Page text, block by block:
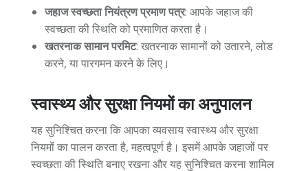
जहाज स्वच्छता नियंत्रण प्रमाण पत्र: आपके जहाज की
स्वच्छता की स्थिति को प्रमाणित करता है।
खतरनाक सामान परमिट: खतरनाक सामानों को उतारने, लोड
करने, या पारगमन करने के लिए।
स्वास्थ्य और सुरक्षा नियमों का अनुपालन
यह सुनिश्चित करना कि आपका व्यवसाय स्वास्थ्य और सुरक्षा
नियमों का पालन करता है, महत्वपूर्ण है। इसमें आपके जहाजों पर
स्वच्छता की स्थिति बनाए रखना और यह सुनिश्चित करना शामिल